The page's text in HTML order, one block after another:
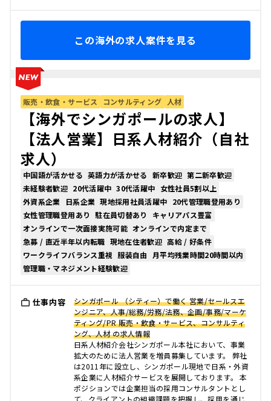
この海外の求人案件を見る
販売・飲食・サービス コンサルティング 人材
【海外でシンガポールの求人】
【法人営業】日系人材紹介（自社
求人）
中国語が活かせる 英語力が活かせる 新卒歓迎 第二新卒歓迎
未経験者歓迎 20代活躍中 30代活躍中 女性社員5割以上
外資系企業
日系企業 現地採用社員活躍中 20代管理職登用あり
女性管理職登用あり
駐在員切替あり
キャリアパス豊富
オンラインで一次面接実施可能 オンラインで内定まで
急募 / 直近半年以内転職 現地在住者歓迎 高給 / 好条件
ワークライフバランス重視 服装自由
月平均残業時間20時間以内
管理職・マネジメント経験歓迎
仕事内容
シンガポール （シティー）で働く 営業/セールスエ
ンジニア、人事/総務/労務/法務、企画/事務/マーケ
ティング/PR 販売・飲食・サービス、コンサルティ
ング、人材 の求人情報
日系人材紹介会社シンガポール本社において、事業
拡大のために法人営業を増員募集しています。 弊社
は2011年に設立し、シンガポール現地で日系・外資
系企業に人材紹介サービスを展開しております。 本
ポジションでは企業担当の採用コンサルタントとし
て、クライアントの組織課題を把握し、採用を通じ